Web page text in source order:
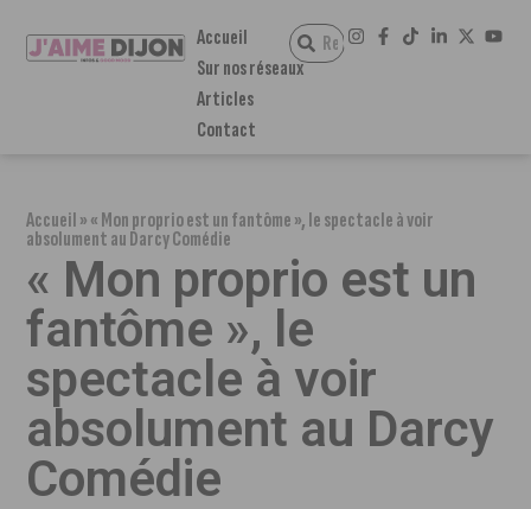
Accueil
Sur nos réseaux
Articles
Contact
Accueil»« Mon proprio est un fantôme », le spectacle à voir
absolument au Darcy Comédie
« Mon proprio est un
fantôme », le
spectacle à voir
absolument au Darcy
Comédie